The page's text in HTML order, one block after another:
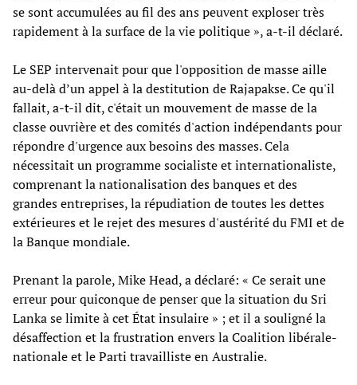
se sont accumulées au fil des ans peuvent exploser très
rapidement à la surface de la vie politique », a-t-il déclaré.
Le SEP intervenait pour que l'opposition de masse aille
au-delà d’un appel à la destitution de Rajapakse. Ce qu'il
fallait, a-t-il dit, c'était un mouvement de masse de la
classe ouvrière et des comités d'action indépendants pour
répondre d'urgence aux besoins des masses. Cela
nécessitait un programme socialiste et internationaliste,
comprenant la nationalisation des banques et des
grandes entreprises, la répudiation de toutes les dettes
extérieures et le rejet des mesures d'austérité du FMI et de
la Banque mondiale.
Prenant la parole, Mike Head, a déclaré: « Ce serait une
erreur pour quiconque de penser que la situation du Sri
Lanka se limite à cet État insulaire » ; et il a souligné la
désaffection et la frustration envers la Coalition libérale-
nationale et le Parti travailliste en Australie.